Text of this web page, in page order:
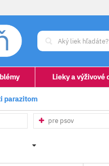
Lieky a výživové
parazitom
pre psov